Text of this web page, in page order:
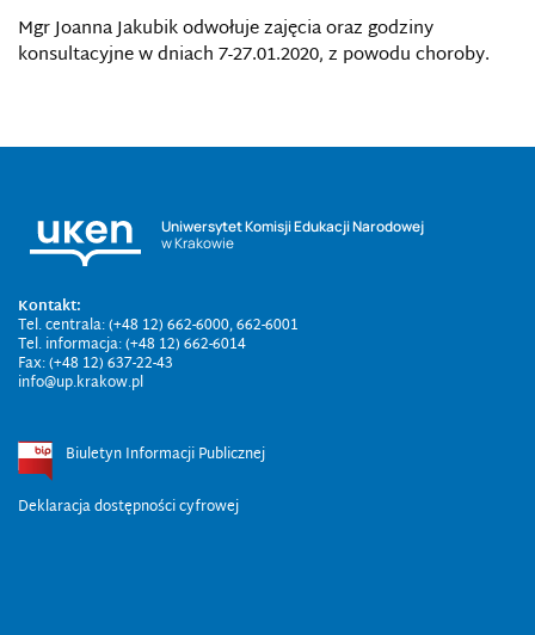
Mgr Joanna Jakubik odwołuje zajęcia oraz godziny
konsultacyjne w dniach 7-27.01.2020, z powodu choroby.
Uniwersytet Komisji Edukacji Narodowej
w Krakowie
Kontakt:
Tel. centrala: (+48 12) 662-6000, 662-6001
Tel. informacja: (+48 12) 662-6014
Fax: (+48 12) 637-22-43
info@up.krakow.pl
Biuletyn Informacji Publicznej
Deklaracja dostępności cyfrowej